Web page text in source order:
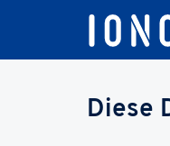
Diese